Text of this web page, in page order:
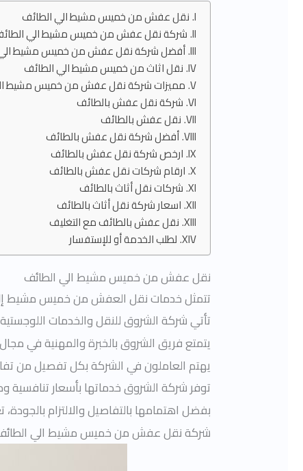
نقل عفش من خميس مشيط الي الطائف
شركة نقل عفش من خميس مشيط الي
أفضل شركة نقل عفش من خميس مشيط
نقل اثاث من خميس مشيط الي الطائف
مميزات شركة نقل عفش من خميس مشيط
شركة نقل عفش بالطائف
نقل عفش بالطائف
أفضل شركة نقل عفش بالطائف
ارخص شركة نقل عفش بالطائف
ارقام شركات نقل عفش بالطائف
شركات نقل أثاث بالطائف
اسعار شركة نقل أثاث بالطائف
نقل عفش بالطائف مع التغليف
لطلب الخدمة أو للإستفسار
نقل عفش من خميس مشيط الي الطائف
تتمثل خدمات نقل العفش من خميس مشيط
تأتي شركة الشروق للنقل والخدمات
يتمتع فريق الشروق بالخبرة والمهنية في
يهتم العاملون في الشركة بكل تفصيل من
توفر شركة الشروق خدماتها بأسعار تنافسية
بفضل اهتمامها بالتفاصيل والالتزام
شركة نقل عفش من خميس مشيط الي